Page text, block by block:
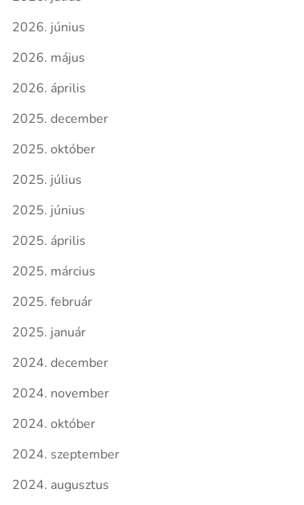
2026. június
2026. május
2026. április
2025. december
2025. október
2025. július
2025. június
2025. április
2025. március
2025. február
2025. január
2024. december
2024. november
2024. október
2024. szeptember
2024. augusztus